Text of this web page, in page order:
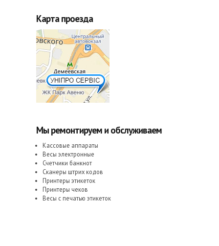
Карта проезда
Мы ремонтируем и обслуживаем
Кассовые аппараты
Весы электронные
Счетчики банкнот
Сканеры штрих кодов
Принтеры этикеток
Принтеры чеков
Весы с печатью этикеток